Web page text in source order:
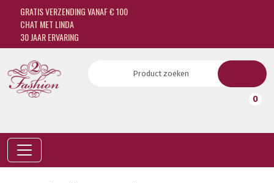
GRATIS VERZENDING VANAF € 100
CHAT MET LINDA
30 JAAR ERVARING
0